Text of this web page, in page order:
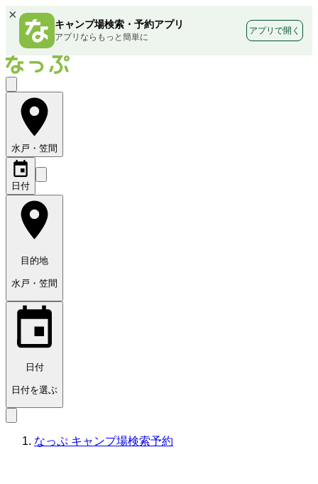
×
キャンプ場検索・予約アプリ
アプリならもっと簡単に
アプリで開く
水戸・笠間
日付
目的地
水戸・笠間
日付
日付を選ぶ
なっぷ キャンプ場検索予約